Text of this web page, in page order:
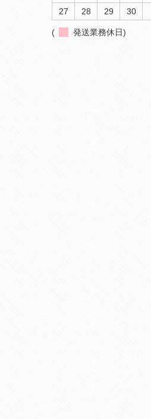
27
28 29 30
( 発送業務休日)